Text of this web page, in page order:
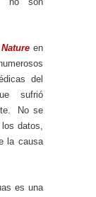
Natureen
del
sufrió
No se
los datos,
la causa
es una